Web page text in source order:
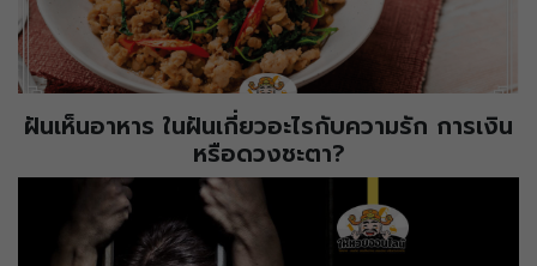
ฝันเห็นอาหาร ในฝันเกี่ยวอะไรกับความรัก การเงิน
หรือดวงชะตา?